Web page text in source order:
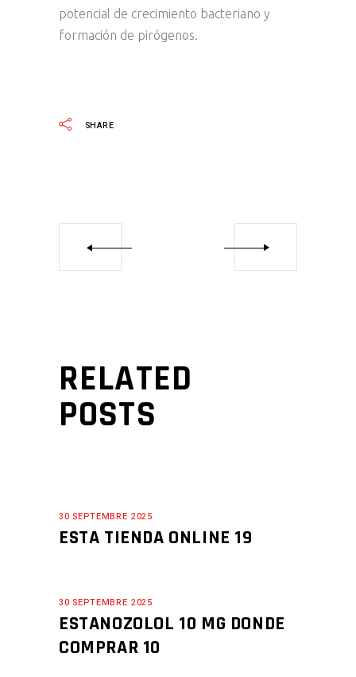
potencial de crecimiento bacteriano y
formación de pirógenos.
SHARE
RELATED
POSTS
30 SEPTEMBRE 2025
ESTA TIENDA ONLINE 19
30 SEPTEMBRE 2025
ESTANOZOLOL 10 MG DONDE
COMPRAR 10